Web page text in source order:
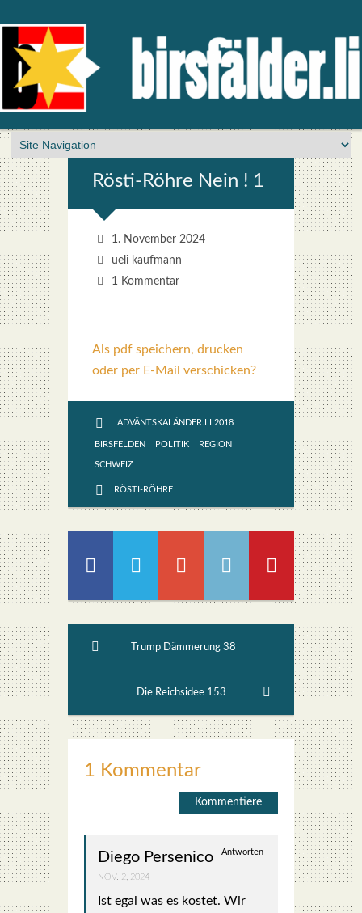
Rös­ti-Röh­re Nein ! 1
1. November 2024
ueli kaufmann
1 Kommentar
Als pdf speichern, drucken
oder per E-Mail verschicken?
ADVÄNTSKALÄNDER.LI 2018
BIRSFELDEN POLITIK REGION
SCHWEIZ
RÖSTI-RÖHRE
Trump Dämmerung 38
Die Reichsidee 153
1 Kommentar
Kommentiere
Diego Persenico Antworten
NOV. 2, 2024
Ist egal was es kos­tet. Wir